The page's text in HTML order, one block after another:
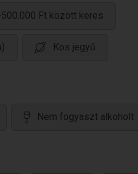
Ft között keres
Kos jegyű
Nem fogyaszt alkoholt